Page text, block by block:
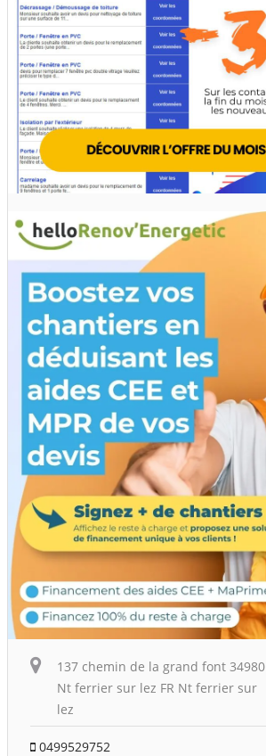
137 chemin de la grand font 34980
Nt ferrier sur lez FR Nt ferrier sur
lez
0499529752